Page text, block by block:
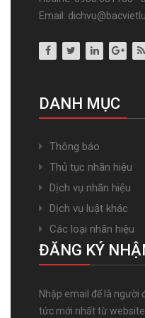
Email:
DANH MỤC
Thông báo
Thủ tục nhãn hiệu
Dịch vụ nhãn hiệu
Dịch vụ luật khác
Các loại nhãn hiệu
ĐĂNG KÝ
Nhập email để là
tức mới nhất từ